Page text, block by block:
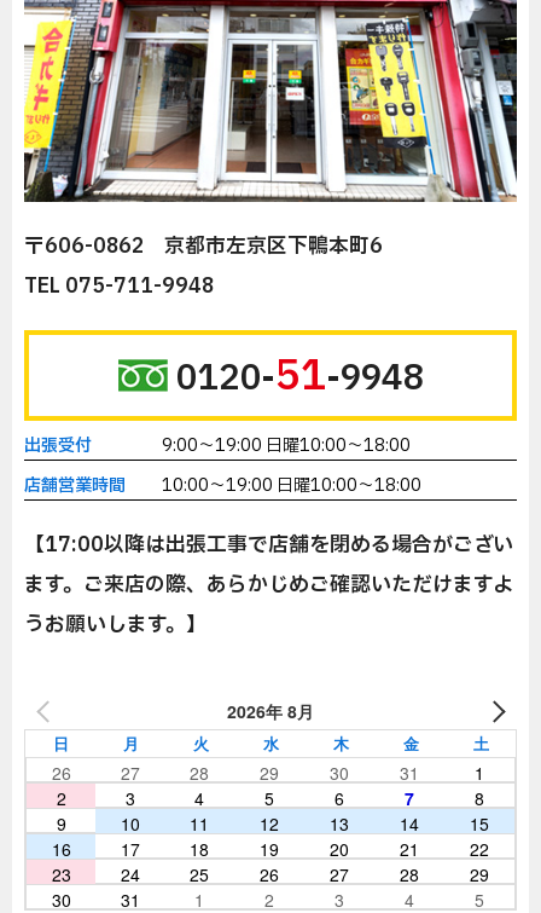
〒606-0862 京都市左京区下鴨本町6
TEL 075-711-9948
0120-51-9948
出張受付
9:00～19:00 日曜10:00～18:00
店舗営業時間
10:00～19:00 日曜10:00～18:00
【17:00以降は出張工事で店舗を閉める場合がござい
ます。ご来店の際、あらかじめご確認いただけますよ
うお願いします。】
2026年 8月
日 月 火 水 木 金 土
26 27 28 29 30 31
1
2
3 4 5 6 7
8
9
10 11 12 13 14
15
16
17 18 19 20 21
22
23
24 25 26 27 28
29
30
31 1 2 3 4
5